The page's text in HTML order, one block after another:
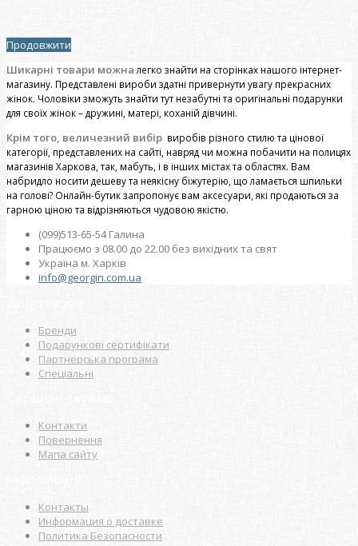
Продовжити
Шикарні товари можна легко знайти на сторінках нашого інтернет-
магазину. Представлені вироби здатні привернути увагу прекрасних
жінок. Чоловіки зможуть знайти тут незабутні та оригінальні подарунки
для своїх жінок – дружині, матері, коханій дівчині.
Крім того, величезний вибір виробів різного стилю та цінової
категорії, представлених на сайті, навряд чи можна побачити на полицях
магазинів Харкова, так, мабуть, і в інших містах та областях. Вам
набридло носити дешеву та неякісну біжутерію, що ламається шпильки
на голові? Онлайн-бутик запропонує вам аксесуари, які продаються за
гарною ціною та відрізняються чудовою якістю.
(099)513-65-54 Галина
Працюємо з 08.00 до 22.00 без вихідних та свят
Україна м. Харків
info@georgin.com.ua
Бренди
Подарункові сертифікати
Партнерська програма
Спеціальні
Контакти
Повернення
Мапа сайту
Контакты
Информация о доставке
Политика Безопасности